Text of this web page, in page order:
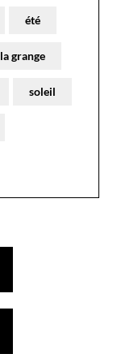
été
la grange
soleil